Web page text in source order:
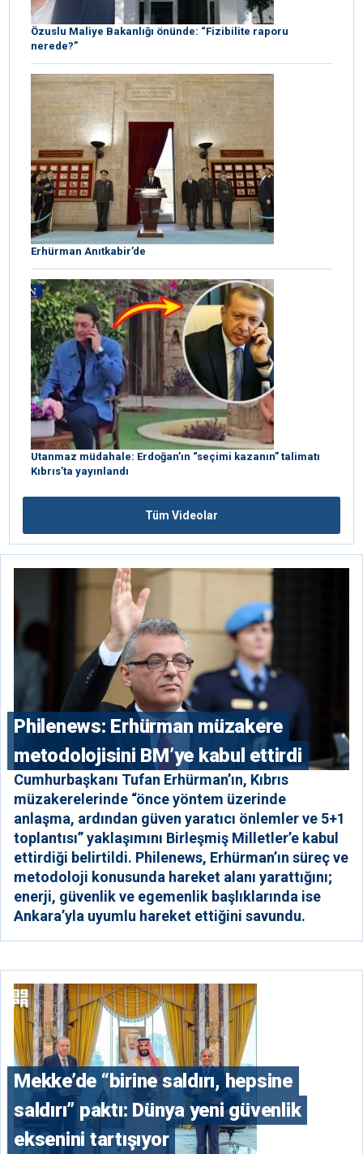
Özuslu Maliye Bakanlığı önünde: “Fizibilite raporu
nerede?”
Erhürman Anıtkabir’de
Utanmaz müdahale: Erdoğan’ın “seçimi kazanın” talimatı
Kıbrıs’ta yayınlandı
Tüm Videolar
Philenews: Erhürman müzakere
metodolojisini BM’ye kabul ettirdi
Cumhurbaşkanı Tufan Erhürman’ın, Kıbrıs
müzakerelerinde “önce yöntem üzerinde
anlaşma, ardından güven yaratıcı önlemler ve 5+1
toplantısı” yaklaşımını Birleşmiş Milletler’e kabul
ettirdiği belirtildi. Philenews, Erhürman’ın süreç ve
metodoloji konusunda hareket alanı yarattığını;
enerji, güvenlik ve egemenlik başlıklarında ise
Ankara’yla uyumlu hareket ettiğini savundu.
Mekke’de “birine saldırı, hepsine
saldırı” paktı: Dünya yeni güvenlik
eksenini tartışıyor